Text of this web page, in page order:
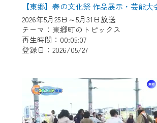
【東郷】春の文化祭 作品展示・芸能大
2026年5月25日～5月31日放送
テーマ：東郷町のトピックス
再生時間：00:05:07
登録日：2026/05/27